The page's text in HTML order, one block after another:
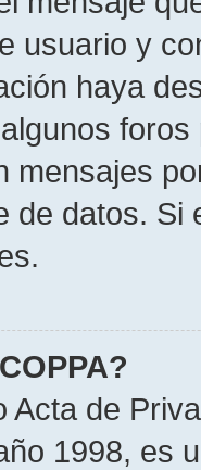
usuario y
haya
mensajes
de datos. Si
Acta de
1998, es